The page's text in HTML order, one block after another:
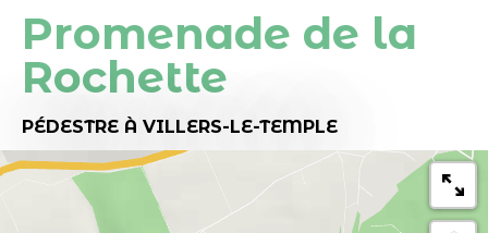
Promenade de la
Rochette
PÉDESTRE À VILLERS-LE-TEMPLE